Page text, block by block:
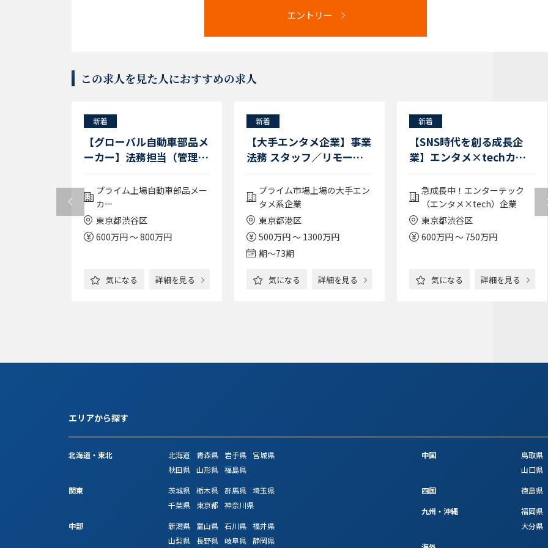
エントリー
この求人を見た人におすすめの求人
新着
【グローバル自動車部品メ
ーカー】法務担当（管理職
／フレックス
プライム上場自動車部品メー
カー
東京都渋谷区
600万円 ～ 800万円
気になる 詳細を見る
新着
【大手エンタメ企業】事業
法務 スタッフ／リモート
プライム市場上場の大手エン
タメ系企業
東京都港区
500万円 ～ 1300万円
期〜73期
気になる 詳細を見る
新着
【SNS時代を創る成長企
業】エンタメ×techカン
レックス有、ハイブリット
ワーク
急成長中！エンターテック
（エンタメ×tech）企業
東京都渋谷区
600万円 ～ 750万円
気になる 詳細を見る
エリアから探す
北海道・東北 北海道 青森県 岩手県
宮城県
秋田県 山形県 福島県
関東
茨城県 栃木県 群馬県 埼玉県
千葉県
東京都
神奈川県
中部
新潟県 富山県 石川県 福井県
山梨県
長野県 岐阜県 静岡県
中国 鳥取県
山口県
四国
徳島県
九州・沖縄
福岡県
大分県